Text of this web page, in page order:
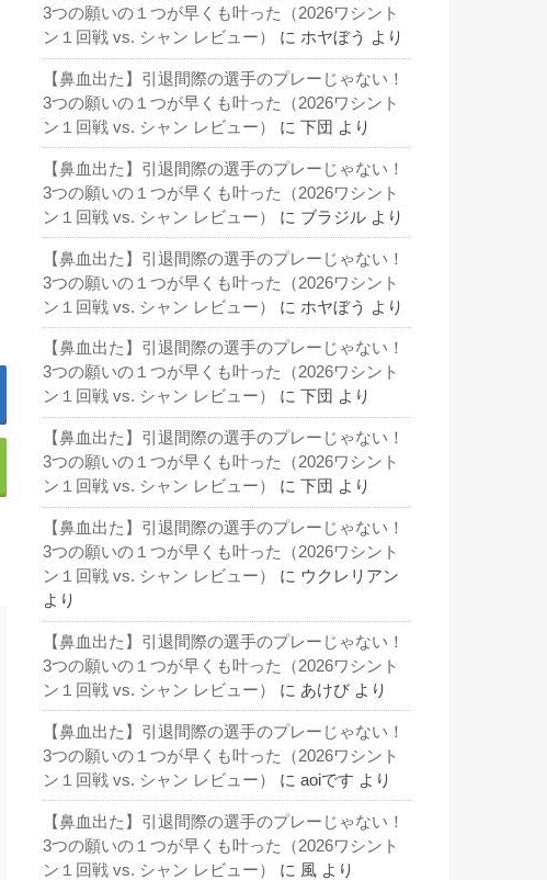
3つの願いの１つが早くも叶った（2026ワシント
ン１回戦 vs. シャン レビュー）
に ホヤぼう より
【鼻血出た】引退間際の選手のプレーじゃない！
3つの願いの１つが早くも叶った（2026ワシント
ン１回戦 vs. シャン レビュー）
に 下団 より
【鼻血出た】引退間際の選手のプレーじゃない！
3つの願いの１つが早くも叶った（2026ワシント
ン１回戦 vs. シャン レビュー）
に ブラジル より
【鼻血出た】引退間際の選手のプレーじゃない！
3つの願いの１つが早くも叶った（2026ワシント
ン１回戦 vs. シャン レビュー）
に ホヤぼう より
【鼻血出た】引退間際の選手のプレーじゃない！
3つの願いの１つが早くも叶った（2026ワシント
ン１回戦 vs. シャン レビュー）
に 下団 より
【鼻血出た】引退間際の選手のプレーじゃない！
3つの願いの１つが早くも叶った（2026ワシント
ン１回戦 vs. シャン レビュー）
に 下団 より
【鼻血出た】引退間際の選手のプレーじゃない！
3つの願いの１つが早くも叶った（2026ワシント
ン１回戦 vs. シャン レビュー）
に ウクレリアン
より
【鼻血出た】引退間際の選手のプレーじゃない！
3つの願いの１つが早くも叶った（2026ワシント
ン１回戦 vs. シャン レビュー）
に あけび より
【鼻血出た】引退間際の選手のプレーじゃない！
3つの願いの１つが早くも叶った（2026ワシント
ン１回戦 vs. シャン レビュー）
に aoiです より
【鼻血出た】引退間際の選手のプレーじゃない！
3つの願いの１つが早くも叶った（2026ワシント
ン１回戦 vs. シャン レビュー）
に 風 より